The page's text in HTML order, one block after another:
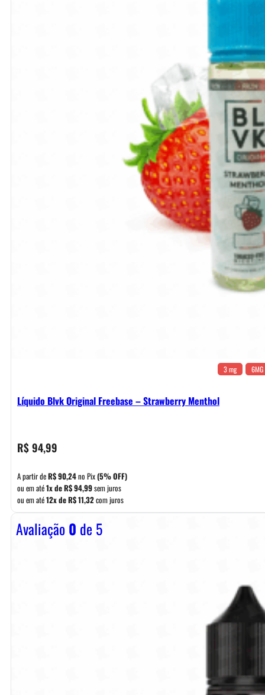
3 mg 6MG
Líquido Blvk Original Freebase – Strawberry Menthol
R$94,99
A partir deR$90,24no Pix(5% OFF)
ou em até1x deR$94,99sem juros
ou em até12x deR$11,32com juros
Avaliação0 de 5